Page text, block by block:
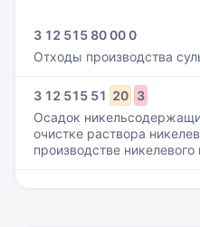
3 12 515 80 00 0
Отходы производства
3 12 515 51 20 3
Осадок
очистке раствора
производстве никелевого